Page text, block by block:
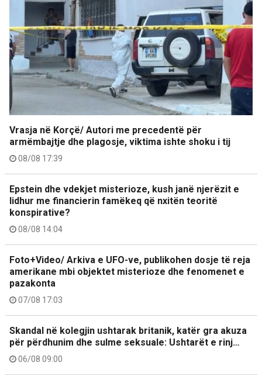
Vrasja në Korçë/ Autori me precedentë për
armëmbajtje dhe plagosje, viktima ishte shoku i tij
08/08 17:39
Epstein dhe vdekjet misterioze, kush janë njerëzit e
lidhur me financierin famëkeq që nxitën teoritë
konspirative?
08/08 14:04
Foto+Video/ Arkiva e UFO-ve, publikohen dosje të reja
amerikane mbi objektet misterioze dhe fenomenet e
pazakonta
07/08 17:03
Skandal në kolegjin ushtarak britanik, katër gra akuza
për përdhunim dhe sulme seksuale: Ushtarët e rinj…
06/08 09:00